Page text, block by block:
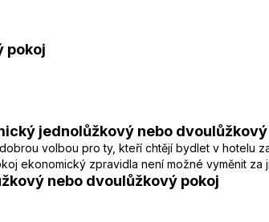
pokoj
jednolůžkový nebo dvoulůžkový
volbou pro ty, kteří chtějí bydlet v hotelu
ekonomický zpravidla není možné vyměnit za
nebo dvoulůžkový pokoj